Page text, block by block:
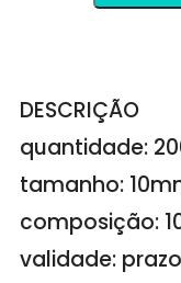
DESCRIÇÃO
quantidade:
tamanho:
composição:
validade: